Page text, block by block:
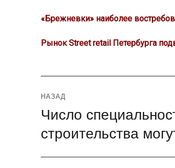
«Брежневки» наиболее
Рынок Street retail Петербурга
Навигация
по
записям
НАЗАД
Предыдущая
Число
строительства